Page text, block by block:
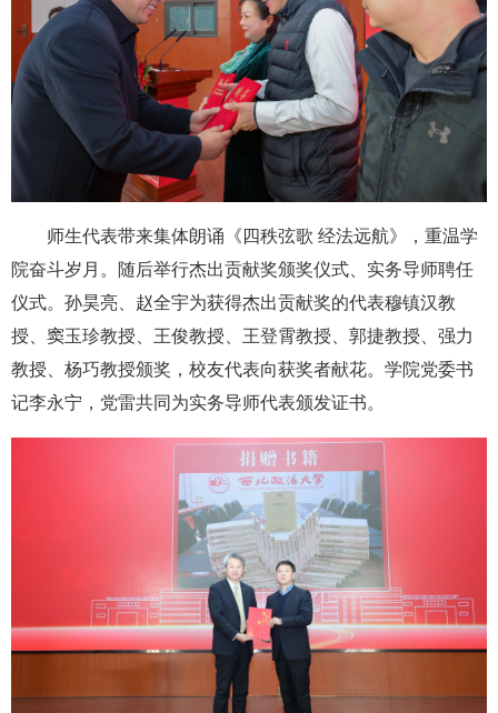
师生代表带来集体朗诵《四秩弦歌 经法远航》，重温学
院奋斗岁月。随后举行杰出贡献奖颁奖仪式、实务导师聘任
仪式。孙昊亮、赵全宇为获得杰出贡献奖的代表穆镇汉教
授、窦玉珍教授、王俊教授、王登霄教授、郭捷教授、强力
教授、杨巧教授颁奖，校友代表向获奖者献花。学院党委书
记李永宁，党雷共同为实务导师代表颁发证书。